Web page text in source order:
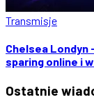
Transmisje
Chelsea Londyn
sparing online i
Ostatnie